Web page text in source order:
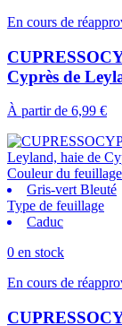
En cours de
Cyprès de
À partir de 6,99 €
Couleur du feuillage
Gris-vert Bleuté
Type de feuillage
Caduc
0 en stock
En cours de